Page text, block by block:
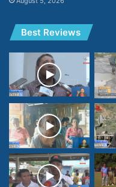
Best Reviews